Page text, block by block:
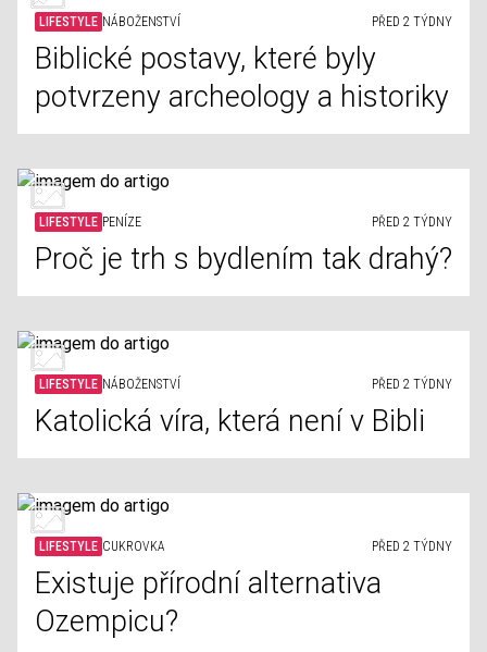
LIFESTYLE NÁBOŽENSTVÍ PŘED 2 TÝDNY
Biblické postavy, které byly
potvrzeny archeology a historiky
LIFESTYLE PENÍZE PŘED 2 TÝDNY
Proč je trh s bydlením tak drahý?
LIFESTYLE NÁBOŽENSTVÍ PŘED 2 TÝDNY
Katolická víra, která není v Bibli
LIFESTYLE CUKROVKA PŘED 2 TÝDNY
Existuje přírodní alternativa
Ozempicu?